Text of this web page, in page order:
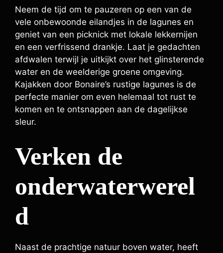
Neem de tijd om te pauzeren op een van de
vele onbewoonde eilandjes in de lagunes en
geniet van een picknick met lokale lekkernijen
en een verfrissend drankje. Laat je gedachten
afdwalen terwijl je uitkijkt over het glinsterende
water en de weelderige groene omgeving.
Kajakken door Bonaire’s rustige lagunes is de
perfecte manier om even helemaal tot rust te
komen en te ontsnappen aan de dagelijkse
sleur.
Verken de
onderwaterwerel
d
Naast de prachtige natuur boven water, heeft